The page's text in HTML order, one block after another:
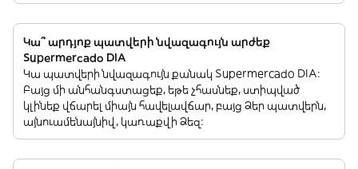
Կա՞ արդյոք պատվերի նվազագույն արժեք
Supermercado DIA
Կա պատվերի նվազագույն քանակ Supermercado DIA:
Բայց մի անհանգստացեք, եթե չհասնեք, ստիպված
կլինեք վճարել միայն հավելավճար, բայց Ձեր պատվերն,
այնուամենայնիվ, կառաքվի Ձեզ: